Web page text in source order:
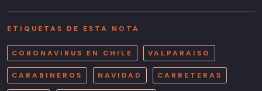
ETIQUETAS DE ESTA NOTA
CORONAVIRUS EN CHILE VALPARAISO
CARABINEROS NAVIDAD CARRETERAS